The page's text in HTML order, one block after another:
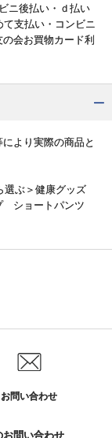
ニ後払い・ｄ払い
て支払い・コンビニ
会お買物カード利
より実際の商品と
選ぶ＞健康グッズ
ショートパンツ
お問い合わせ
問い合わせ